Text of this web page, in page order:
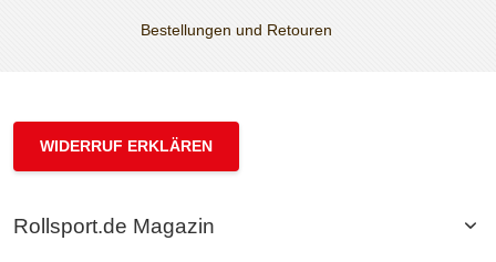
Bestellungen und Retouren
WIDERRUF ERKLÄREN
Rollsport.de Magazin